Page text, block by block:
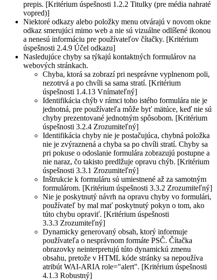
prepis. [Kritérium úspešnosti 1.2.2 Titulky (pre média nahraté
vopred)]
Niektoré odkazy alebo položky menu otvárajú v novom okne
odkaz smerujúci mimo web a nie sú vizuálne odlíšené ikonou
a nenesú informáciu pre používateľov čítačky. [Kritérium
úspešnosti 2.4.9 Účel odkazu]
Nasledujúce chyby sa týkajú kontaktných formulárov na
webových stránkach.
Chyba, ktorá sa zobrazí pri nesprávne vyplnenom poli,
nezotrvá a po chvíli sa sama stratí. [Kritérium
úspešnosti 1.4.13 Vnímateľný]
Identifikácia chýb v rámci toho istého formulára nie je
jednotná, pre používateľa môže byť mätúce, keď nie sú
chyby prezentované jednotným spôsobom. [Kritérium
úspešnosti 3.2.4 Zrozumiteľný]
Identifikácia chyby nie je postačujúca, chybná položka
nie je zvýraznená a chyba sa po chvíli stratí. Chyby sa
pri pokuse o odoslanie formulára zobrazujú postupne a
nie naraz, čo takisto predlžuje opravu chýb. [Kritérium
úspešnosti 3.3.1 Zrozumiteľný]
Inštrukcie k formuláru sú umiestnené až za samotným
formulárom. [Kritérium úspešnosti 3.3.2 Zrozumiteľný]
Nie je poskytnutý návrh na opravu chyby vo formulári,
používateľ by mal mať poskytnutý pokyn o tom, ako
túto chybu opraviť. [Kritérium úspešnosti
3.3.3 Zrozumiteľný]
Dynamicky generovaný obsah, ktorý informuje
používateľa o nesprávnom formáte PSČ. Čítačka
obrazovky neinterpretujú túto dynamickú zmenu
obsahu, pretože v HTML kóde stránky sa nepoužíva
atribút WAI-ARIA role="alert". [Kritérium úspešnosti
4.1.3 Robustný]